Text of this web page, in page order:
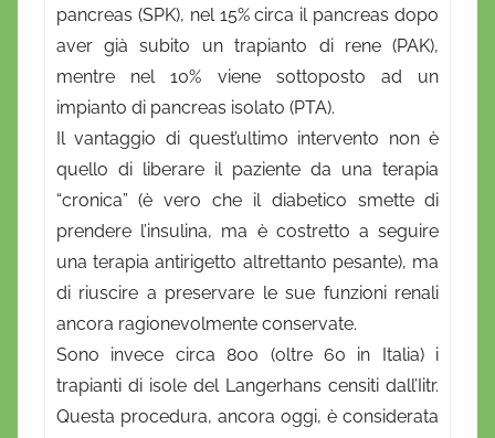
pancreas (SPK), nel 15% circa il pancreas dopo
aver già subito un trapianto di rene (PAK),
mentre nel 10% viene sottoposto ad un
impianto di pancreas isolato (PTA).
Il vantaggio di quest’ultimo intervento non è
quello di liberare il paziente da una terapia
“cronica” (è vero che il diabetico smette di
prendere l’insulina, ma è costretto a seguire
una terapia antirigetto altrettanto pesante), ma
di riuscire a preservare le sue funzioni renali
ancora ragionevolmente conservate.
Sono invece circa 800 (oltre 60 in Italia) i
trapianti di isole del Langerhans censiti dall’Iitr.
Questa procedura, ancora oggi, è considerata